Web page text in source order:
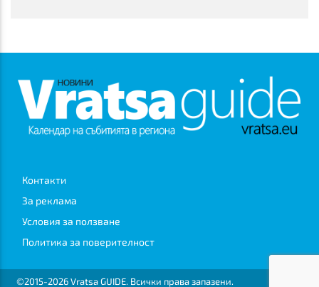
Контакти
За реклама
Условия за ползване
Политика за поверителност
©2015-2026 Vratsa GUIDE. Всички права запазени.